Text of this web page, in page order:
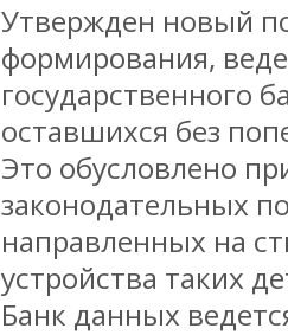
Утвержден новый
формирования,
государственного
оставшихся без
Это обусловлено
законодательных
направленных на
устройства таких
Банк данных